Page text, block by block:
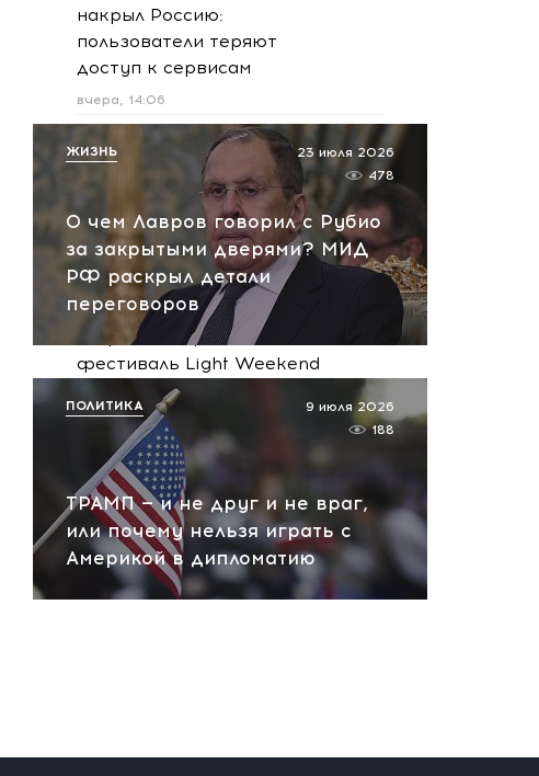
накрыл Россию:
пользователи теряют
доступ к сервисам
вчера, 14:06
Трагедия в Подмосковье:
женщина бросилась
спасать сына и погибла
вместе с ним
вчера, 13:09
Музыка и лето в Абрау-
Дюрсо: завершился
фестиваль Light Weekend
вчера, 12:39
О чем Лавров говорил с Рубио
за закрытыми дверями? МИД
РФ раскрыл детали
переговоров
23 июля 2026
478
ЖИЗНЬ
ТРАМП — и не друг и не враг,
или почему нельзя играть с
Америкой в дипломатию
9 июля 2026
188
ПОЛИТИКА